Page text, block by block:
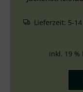
Lieferzeit: 5-
inkl. 19 %